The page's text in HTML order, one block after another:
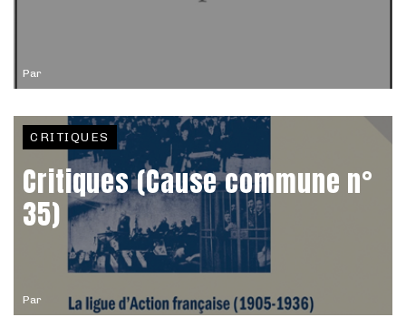
Par
Par
CRITIQUES
Critiques (Cause commune n°
35)